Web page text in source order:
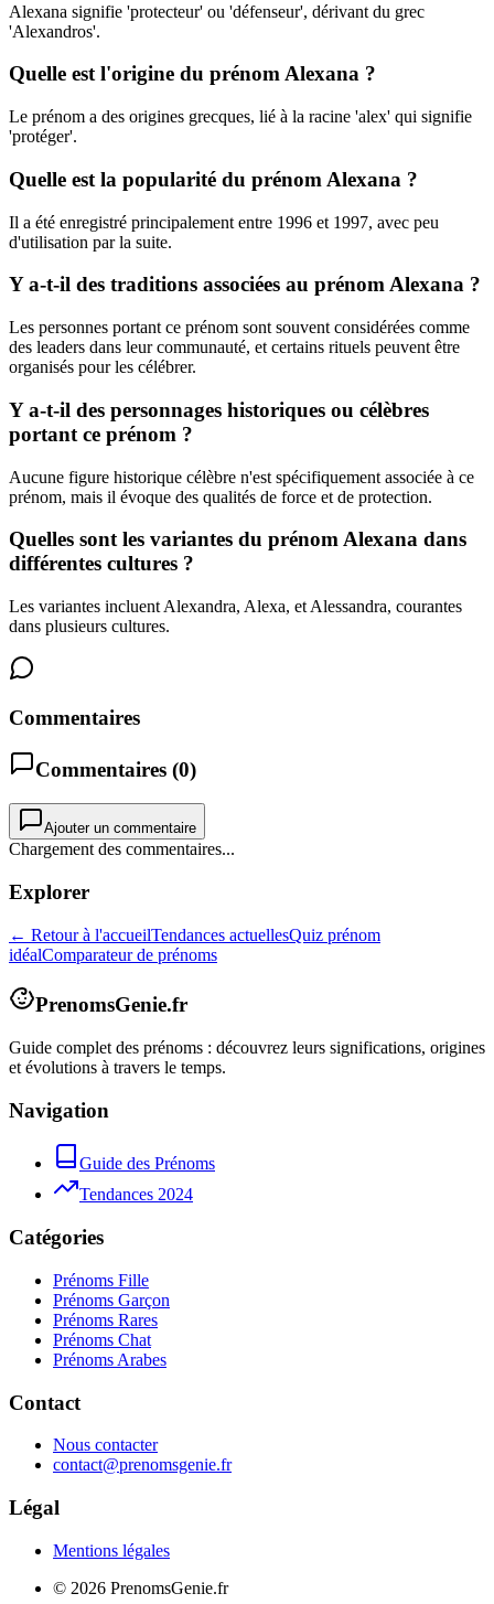
Alexana signifie 'protecteur' ou 'défenseur', dérivant du grec
'Alexandros'.
Quelle est l'origine du prénom Alexana ?
Le prénom a des origines grecques, lié à la racine 'alex' qui signifie
'protéger'.
Quelle est la popularité du prénom Alexana ?
Il a été enregistré principalement entre 1996 et 1997, avec peu
d'utilisation par la suite.
Y a-t-il des traditions associées au prénom Alexana ?
Les personnes portant ce prénom sont souvent considérées comme
des leaders dans leur communauté, et certains rituels peuvent être
organisés pour les célébrer.
Y a-t-il des personnages historiques ou célèbres
portant ce prénom ?
Aucune figure historique célèbre n'est spécifiquement associée à ce
prénom, mais il évoque des qualités de force et de protection.
Quelles sont les variantes du prénom Alexana dans
différentes cultures ?
Les variantes incluent Alexandra, Alexa, et Alessandra, courantes
dans plusieurs cultures.
Commentaires
Commentaires (0)
Ajouter un commentaire
Chargement des commentaires...
Explorer
← Retour à l'accueilTendances actuellesQuiz prénom
idéalComparateur de prénoms
PrenomsGenie.fr
Guide complet des prénoms : découvrez leurs significations, origines
et évolutions à travers le temps.
Navigation
Guide des Prénoms
Tendances 2024
Catégories
Prénoms Fille
Prénoms Garçon
Prénoms Rares
Prénoms Chat
Prénoms Arabes
Contact
Nous contacter
contact@prenomsgenie.fr
Légal
Mentions légales
© 2026 PrenomsGenie.fr